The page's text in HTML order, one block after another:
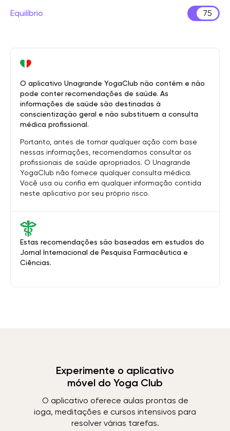
Equilíbrio 75
Estas recomendações são baseadas em estudos do
Jornal Internacional de Pesquisa Farmacêutica e
Ciências.
O aplicativo Unagrande YogaClub não contém e não
pode conter recomendações de saúde. As
informações de saúde são destinadas à
conscientização geral e não substituem a consulta
médica profissional.
Portanto, antes de tomar qualquer ação com base
nessas informações, recomendamos consultar os
profissionais de saúde apropriados. O Unagrande
YogaClub não fornece qualquer consulta médica.
Você usa ou confia em qualquer informação contida
neste aplicativo por seu próprio risco.
Experimente o aplicativo
móvel do Yoga Club
O aplicativo oferece aulas prontas de
ioga, meditações e cursos intensivos para
resolver várias tarefas.